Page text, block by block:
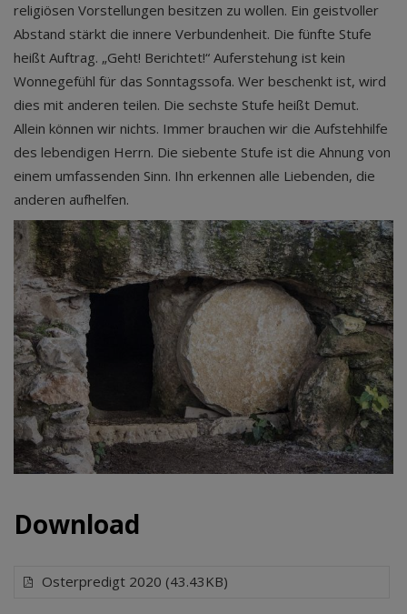
religiösen Vorstellungen besitzen zu wollen. Ein geistvoller
Abstand stärkt die innere Verbundenheit. Die fünfte Stufe
heißt Auftrag. „Geht! Berichtet!“ Auferstehung ist kein
Wonnegefühl für das Sonntagssofa. Wer beschenkt ist, wird
dies mit anderen teilen. Die sechste Stufe heißt Demut.
Allein können wir nichts. Immer brauchen wir die Aufstehhilfe
des lebendigen Herrn. Die siebente Stufe ist die Ahnung von
einem umfassenden Sinn. Ihn erkennen alle Liebenden, die
anderen aufhelfen.
Download
Osterpredigt 2020 (43.43KB)